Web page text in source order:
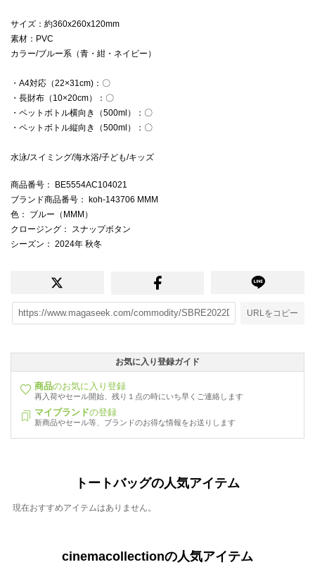
サイズ：約360x260x120mm
素材：PVC
カラー/ブルー系（青・紺・ネイビー）
・A4対応（22×31cm)：〇
・長財布（10×20cm）：〇
・ペットボトル横向き（500ml）：〇
・ペットボトル縦向き（500ml）：〇
水泳/スイミング/海水浴/子ども/キッズ
商品番号 ： BE5554AC104021
ブランド商品番号 ： koh-143706 MMM
色 ： ブルー（MMM）
クロージング ： スナップボタン
シーズン ： 2024年 秋冬
URLをコピー
お気に入り登録ガイド
商品のお気に入り登録
再入荷やセール開始、残り１点の時にいち早くご連絡します
マイブランドの登録
新商品やセール等、ブランドのお得な情報をお送りします
トートバッグの人気アイテム
現在おすすめアイテムはありません。
cinemacollectionの人気アイテム